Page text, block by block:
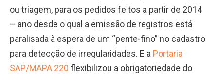
ou triagem, para os pedidos feitos a partir de 2014
– ano desde o qual a emissão de registros está
paralisada à espera de um “pente-fino” no cadastro
para detecção de irregularidades. E a Portaria
SAP/MAPA 220 flexibilizou a obrigatoriedade do